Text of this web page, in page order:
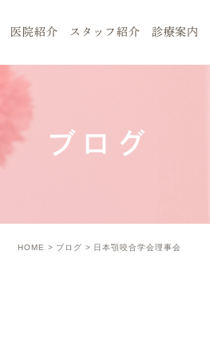
医院紹介 スタッフ紹介 診療案内
ブログ
HOME ブログ 日本顎咬合学会理事会